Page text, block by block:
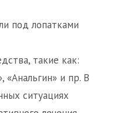
под лопатками
такие как:
«Анальгин» и пр. В
ситуациях